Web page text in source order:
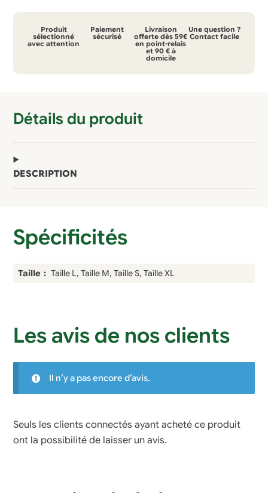
Picture
Produit
sélectionné
avec attention
Paiement
sécurisé
Livraison
offerte dès 59€
en point-relais
et 90 € à
domicile
Une question ?
Contact facile
Détails du produit
DESCRIPTION
Spécificités
Taille Taille L, Taille M, Taille S, Taille XL
Les avis de nos clients
Il n’y a pas encore d’avis.
Seuls les clients connectés ayant acheté ce produit
ont la possibilité de laisser un avis.